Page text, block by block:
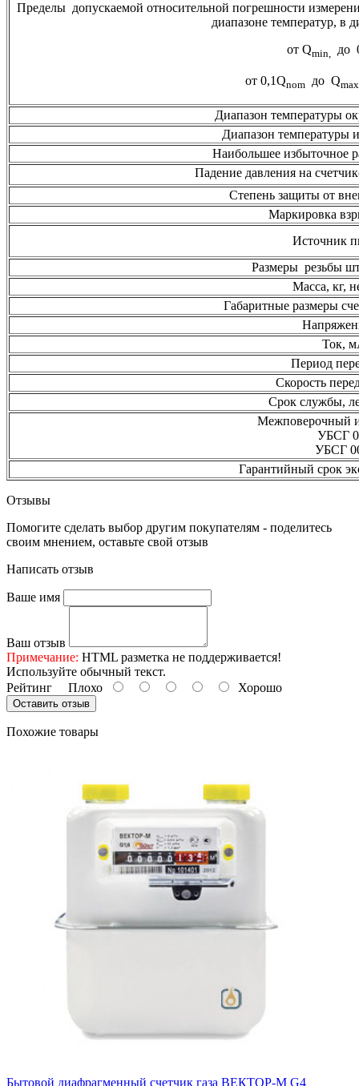
Пределы допускаемой относительной погрешности
диапазоне температур, в
от Qmin, до
от 0,1Qnom до Qmax
Диапазон температуры
Диапазон температуры
Наибольшее избыточное
Падение давления на
Степень защиты от
Маркировка
Источник
Размеры резьбы
Масса, кг,
Габаритные размеры
Ток,
Период
Скорость
Срок службы,
Межповерочный
УБСГ
УБСГ
Гарантийный срок
Отзывы
Помогите сделать выбор другим покупателям - поделитесь
своим мнением, оставьте свой отзыв
Написать отзыв
Ваше имя
Ваш отзыв
Примечание: HTML разметка не поддерживается!
Используйте обычный текст.
Рейтинг Плохо Хорошо
Оставить отзыв
Похожие товары
Бытовой диафрагменный счетчик газа ВЕКТОР-М G4